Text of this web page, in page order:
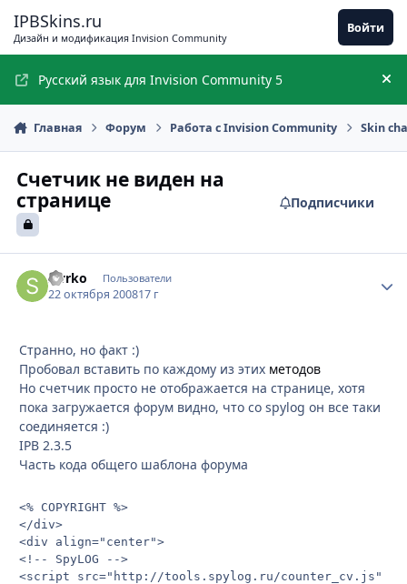
IPBSkins.ru
Дизайн и модификация Invision Community
Войти
Русский язык для Invision Community 5
Главная Форум Работа с Invision Community Skin
Счетчик не виден на
странице
Подписчики
swrko Пользователи
22 октября 200817 г
Странно, но факт :)
Пробовал вставить по каждому из этих методов
Но счетчик просто не отображается на странице, хотя
пока загружается форум видно, что со spylog он все таки
соединяется :)
IPB 2.3.5
Часть кода общего шаблона форума
<% COPYRIGHT %>
</div>
<div align="center">
<!-- SpyLOG -->
<script src="http://tools.spylog.ru/counter_cv.js"